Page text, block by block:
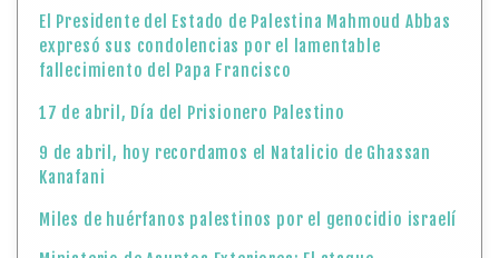
El Presidente del Estado de Palestina Mahmoud Abbas
expresó sus condolencias por el lamentable
fallecimiento del Papa Francisco
17 de abril, Día del Prisionero Palestino
9 de abril, hoy recordamos el Natalicio de Ghassan
Kanafani
Miles de huérfanos palestinos por el genocidio israelí